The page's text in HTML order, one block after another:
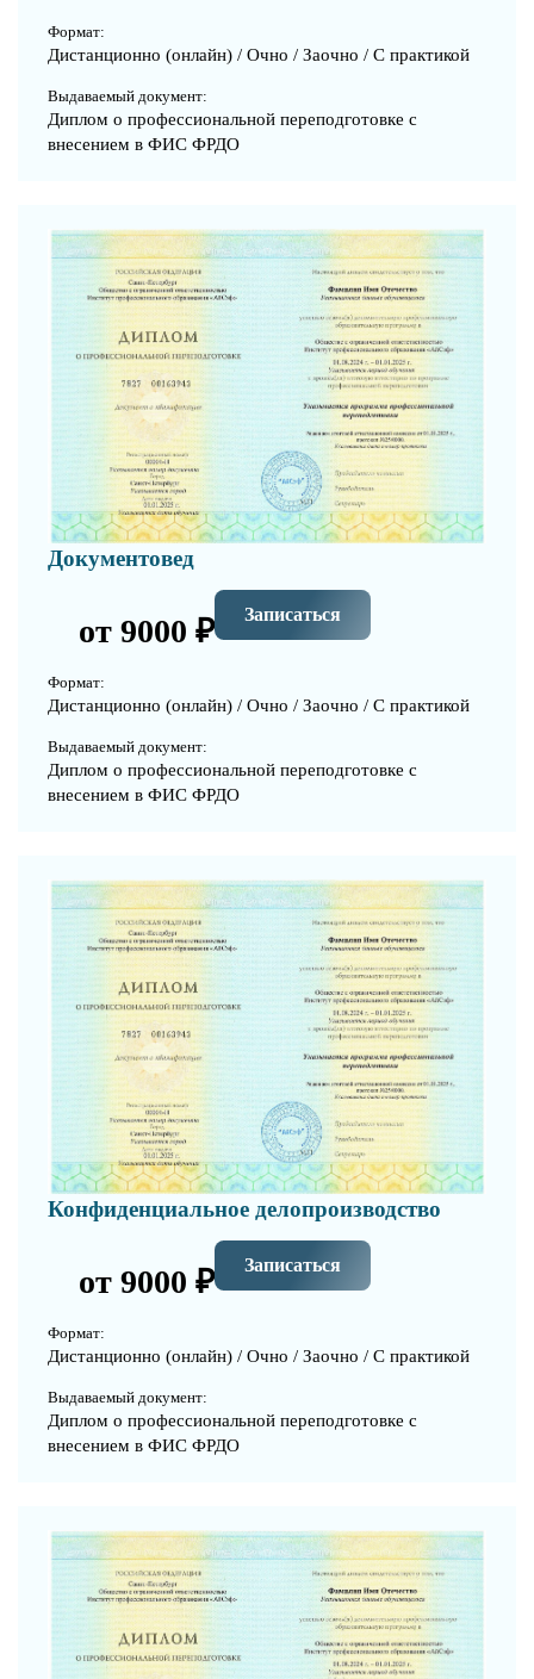
Формат:
Дистанционно (онлайн) / Очно / Заочно / С практикой
Выдаваемый документ:
Диплом о профессиональной переподготовке с
внесением в ФИС ФРДО
Документовед
от 9000 ₽ Записаться
Формат:
Дистанционно (онлайн) / Очно / Заочно / С практикой
Выдаваемый документ:
Диплом о профессиональной переподготовке с
внесением в ФИС ФРДО
Конфиденциальное делопроизводство
от 9000 ₽ Записаться
Формат:
Дистанционно (онлайн) / Очно / Заочно / С практикой
Выдаваемый документ:
Диплом о профессиональной переподготовке с
внесением в ФИС ФРДО